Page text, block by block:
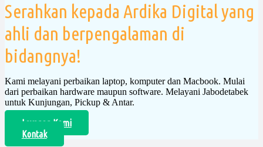
Serahkan kepada Ardika Digital yang
ahli dan berpengalaman di
bidangnya!
Kami melayani perbaikan laptop, komputer dan Macbook. Mulai
dari perbaikan hardware maupun software. Melayani Jabodetabek
untuk Kunjungan, Pickup & Antar.
Layanan Kami
Kontak